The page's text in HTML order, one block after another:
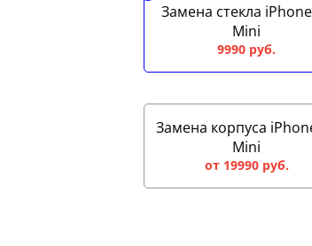
Замена стекла
Mini
9990 руб.
Замена корпуса
Mini
от 19990 руб.